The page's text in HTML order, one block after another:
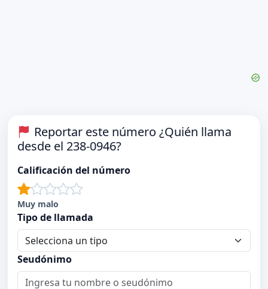
Reportar este número ¿Quién llama
desde el 238-0946?
Calificación del número
Muy malo
Tipo de llamada
Seudónimo